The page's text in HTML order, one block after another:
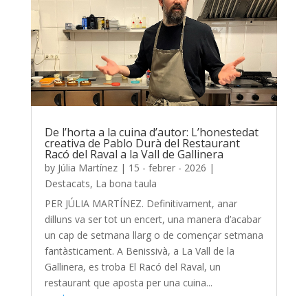
De l’horta a la cuina d’autor: L’honestedat
creativa de Pablo Durà del Restaurant
Racó del Raval a la Vall de Gallinera
by Júlia Martínez| 15 - febrer - 2026 |
Destacats, La bona taula
PER JÚLIA MARTÍNEZ. Definitivament, anar
dilluns va ser tot un encert, una manera d’acabar
un cap de setmana llarg o de començar setmana
fantàsticament. A Benissivà, a La Vall de la
Gallinera, es troba El Racó del Raval, un
restaurant que aposta per una cuina...